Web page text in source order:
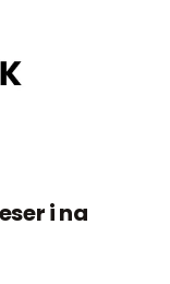
i na